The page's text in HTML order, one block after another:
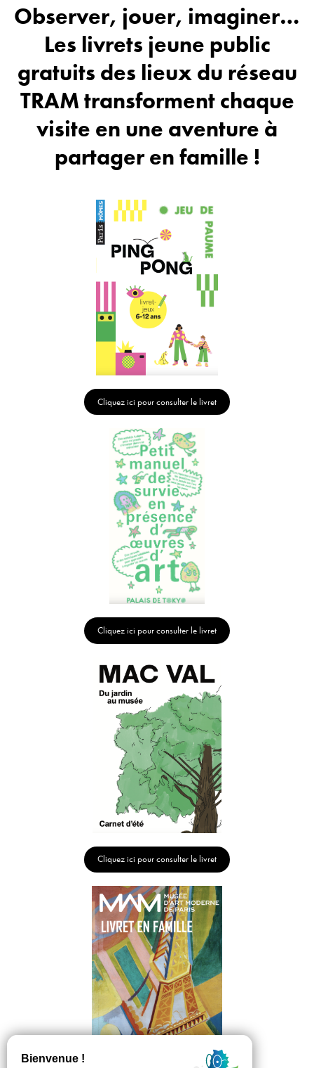
Observer, jouer, imaginer…
Les livrets jeune public
gratuits des lieux du réseau
TRAM transforment chaque
visite en une aventure à
partager en famille !
Cliquez ici pour consulter le livret
Cliquez ici pour consulter le livret
Cliquez ici pour consulter le livret